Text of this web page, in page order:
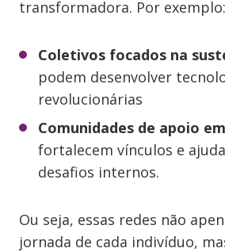
transformadora. Por exemplo:
Coletivos focados na
podem desenvolver
revolucionárias
Comunidades de apoio
fortalecem vínculos e
desafios internos.
Ou seja, essas redes não
jornada de cada indivíduo,